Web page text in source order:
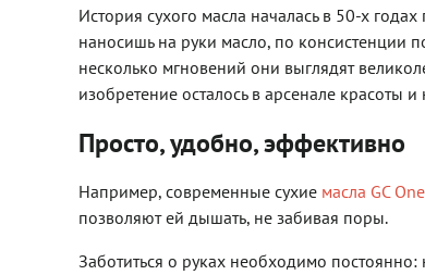
История сухого масла началась в 50-х
наносишь на руки масло, по консистенции
несколько мгновений они выглядят
изобретение осталось в арсенале красоты
Просто, удобно, эффективно
Например, современные сухие масла GC
позволяют ей дышать, не забивая поры.
Заботиться о руках необходимо